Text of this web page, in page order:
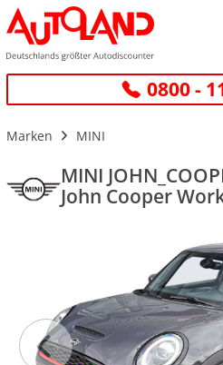
0800 -
Marken MINI
MINI
John Cooper